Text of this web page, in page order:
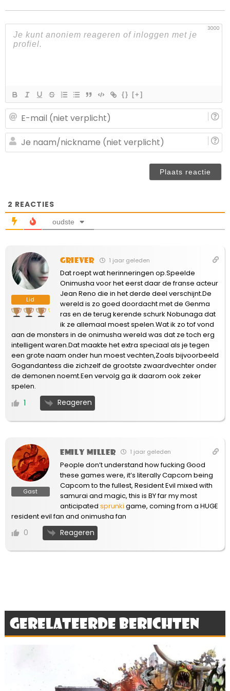
3000
{} [+]
2 REACTIES
oudste
Lid
Griever 1 jaar geleden
Dat roept wat herinneringen op.Speelde
Onimusha voor het eerst daar de franse acteur
Jean Reno die in het derde deel verschijnt.De
wereld is zo goed doordacht met de Genma
ras en de terug kerende schurk Nobunaga dat
ik ze allemaal moest spelen.Wat ik zo tof vond
aan de monsters in de onimusha wereld was dat ze toch erg
intelligent waren.Dat maakte het extra speciaal als je tegen
een grote naam onder hun moest vechten,Zoals bijvoorbeeld
Gogandantess die zichzelf de grootste zwaardvechter onder
de demonen noemt.Een vervolg ga ik daarom ook zeker
spelen.
1 Reageren
Gast
Emily Miller 1 jaar geleden
People don’t understand how fucking Good
these games were, it’s literally Capcom being
Capcom to the fullest, Resident Evil mixed with
samurai and magic, this is BY far my most
anticipated sprunki game, coming from a HUGE
resident evil fan and onimusha fan
0 Reageren
Gerelateerde berichten